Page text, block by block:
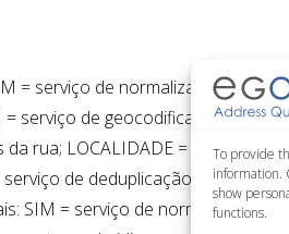
To provide
information.
show
functions.
= serviço de normalização de
serviço de geocodificação
da rua; LOCALIDADE = detalhes
de deduplicação disponível;
SIM = serviço de normalização